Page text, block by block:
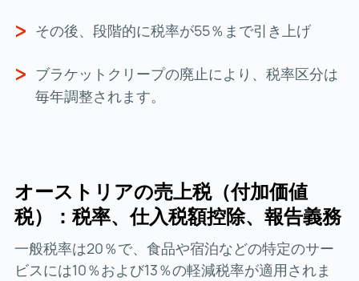
その後、段階的に税率が55％まで引き上げ
ブラケットクリープの廃止により、税率区分は
毎年調整されます。
オーストリアの売上税（付加価値
税）：税率、仕入税額控除、報告義務
一般税率は20％で、食品や宿泊などの特定のサー
ビスには10％および13％の軽減税率が適用されま